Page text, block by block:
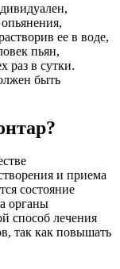
ее в воде,
пьян,
раз в сутки.
быть
и приема
состояние
органы
способ лечения
так как повышать